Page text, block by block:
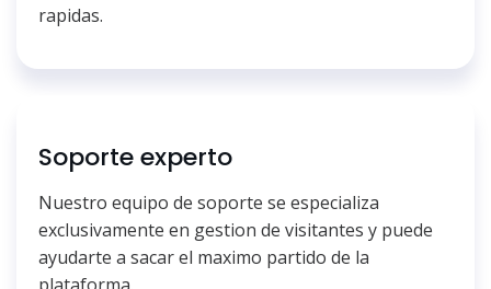
rapidas.
Soporte experto
Nuestro equipo de soporte se especializa
exclusivamente en gestion de visitantes y puede
ayudarte a sacar el maximo partido de la